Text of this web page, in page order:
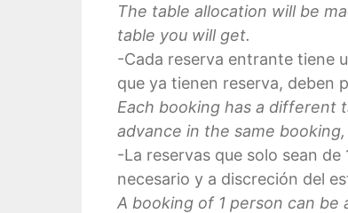
The table allocation will be
table you will get.
-Cada reserva entrante tiene
que ya tienen reserva, deben
Each booking has a different
advance in the same
-La reservas que solo sean
necesario y a discreción del
A booking of 1 person can